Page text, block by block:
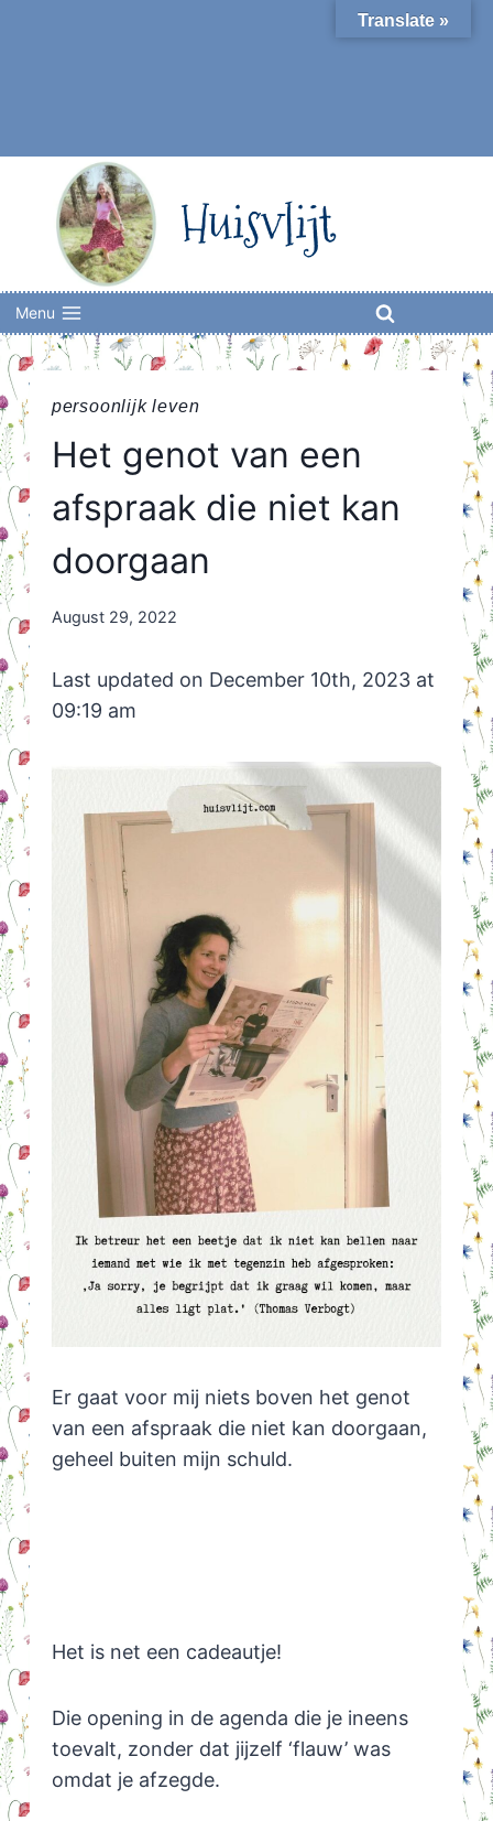
Huisvlijt
Menu
persoonlijk leven
Het genot van een
afspraak die niet kan
doorgaan
By
August 29, 2022
Last updated on December 10th, 2023 at
09:19 am
Er gaat voor mij niets boven het genot
van een afspraak die niet kan doorgaan,
geheel buiten mijn schuld.
Het is net een cadeautje!
Die opening in de agenda die je ineens
toevalt, zonder dat jijzelf ‘flauw’ was
omdat je afzegde.
Translate »